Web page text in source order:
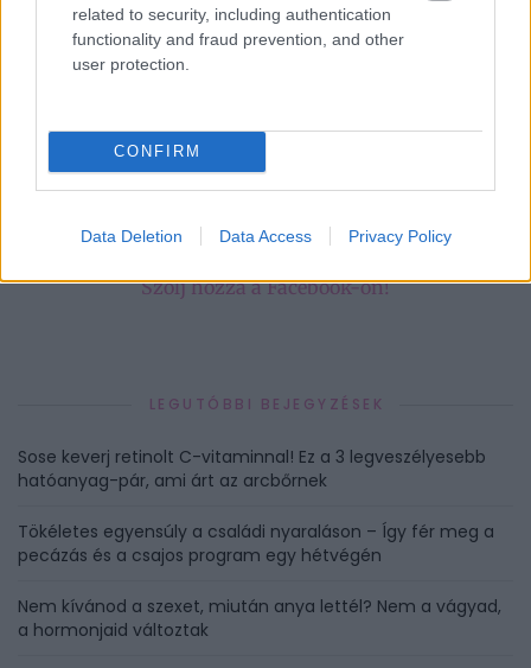
related to security, including authentication
functionality and fraud prevention, and other
user protection.
CONFIRM
Data Deletion Data Access Privacy Policy
BOLDOGSÁG DÖNTÉS ÉLET ÉLETÚT
FŐOLDALI SLIDER
HOZZÁSZÓLÁSOK
Szólj hozzá a Facebook-on!
LEGUTÓBBI BEJEGYZÉSEK
Sose keverj retinolt C-vitaminnal! Ez a 3 legveszélyesebb
hatóanyag-pár, ami árt az arcbőrnek
Tökéletes egyensúly a családi nyaraláson – Így fér meg a
pecázás és a csajos program egy hétvégén
Nem kívánod a szexet, miután anya lettél? Nem a vágyad,
a hormonjaid változtak